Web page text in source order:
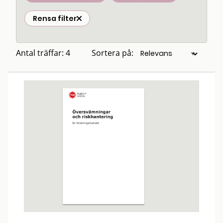
Rensa filter
Antal träffar: 4 Sortera på: